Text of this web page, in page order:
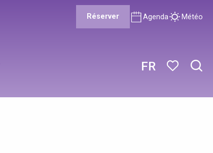
FR
Réserver Agenda Météo